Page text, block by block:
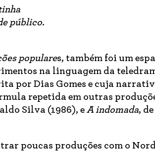
público.
populares, também foi um
na linguagem da
por Dias Gomes e cuja
repetida em outras
Silva (1986), e A indomada,
poucas produções com o